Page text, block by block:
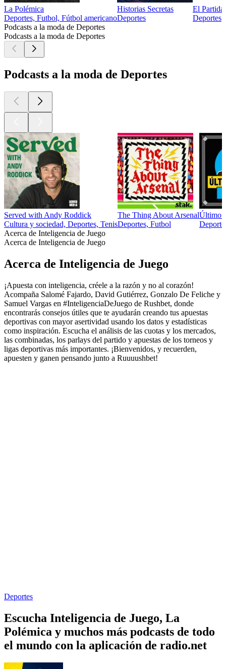
La Polémica
Deportes, Futbol, Fútbol americano
Historias Secretas
Deportes
El
Deportes
Podcasts a la moda de Deportes
Podcasts a la moda de Deportes
Podcasts a la moda de Deportes
Served with Andy Roddick
Cultura y sociedad, Deportes, Tenis
The Thing About Arsenal
Deportes, Futbol
Último
Acerca de Inteligencia de Juego
Acerca de Inteligencia de Juego
Acerca de Inteligencia de Juego
¡Apuesta con inteligencia, créele a la razón y no al corazón!
Acompaña Salomé Fajardo, David Gutiérrez, Gonzalo De Feliche y
Samuel Vargas en #InteligenciaDeJuego de Rushbet, donde
encontrarás consejos útiles que te ayudarán creando tus apuestas
deportivas con mayor asertividad usando los datos y estadísticas
como inspiración. Escucha el análisis de las cuotas y los mercados,
las combinadas, los parlays del partido y apuestas de los torneos y
ligas deportivas más importantes. ¡Bienvenidos, y recuerden,
apuesten y ganen pensando junto a Ruuuushbet!
Deportes
Escucha Inteligencia de Juego, La
Polémica y muchos más podcasts de todo
el mundo con la aplicación de radio.net